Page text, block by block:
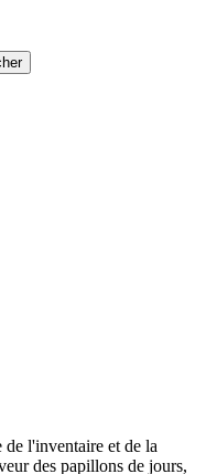
l'inventaire et de la
des papillons de jours,